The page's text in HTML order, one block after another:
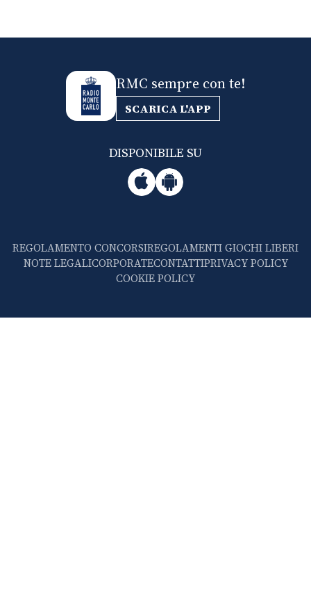
RMC sempre con te!
SCARICA L'APP
DISPONIBILE SU
REGOLAMENTO CONCORSIREGOLAMENTI GIOCHI LIBERI
NOTE LEGALICORPORATECONTATTIPRIVACY POLICY
COOKIE POLICY